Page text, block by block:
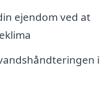
ejendom ved at
i